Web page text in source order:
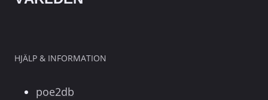
HJÄLP & INFORMATION
poe2db